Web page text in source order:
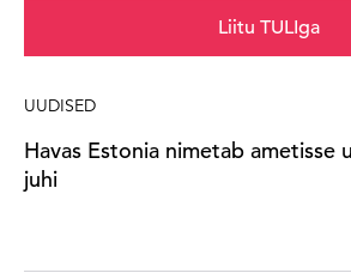
Liitu TULIga
UUDISED
Havas Estonia nimetab ametisse
juhi